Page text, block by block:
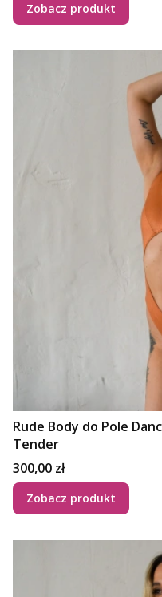
Zobacz produkt
Rude Body do Pole
Tender
Cena
300,00 zł
Zobacz produkt